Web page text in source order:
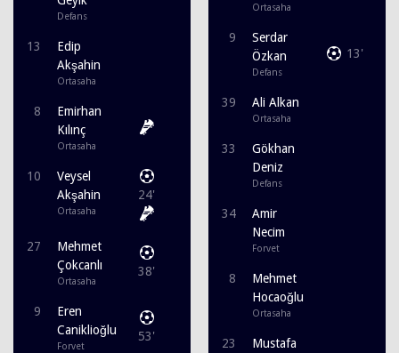
Defans
13
Edip
Akşahin
Ortasaha
8
Emirhan
Kılınç
Ortasaha
10
Veysel
Akşahin
Ortasaha
24'
27
Mehmet
Çokcanlı
Ortasaha
38'
9
Eren
Caniklioğlu
Forvet
53'
Ortasaha
9
Serdar
Özkan
Defans
13'
39 Ali Alkan
Ortasaha
33
Gökhan
Deniz
Defans
34
Amir
Necim
Forvet
8
Mehmet
Hocaoğlu
Ortasaha
23
Mustafa